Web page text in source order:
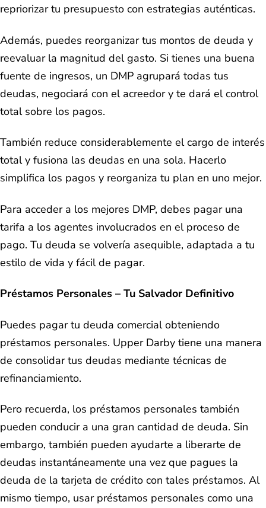
repriorizar tu presupuesto con estrategias auténticas.
Además, puedes reorganizar tus montos de deuda y
reevaluar la magnitud del gasto. Si tienes una buena
fuente de ingresos, un DMP agrupará todas tus
deudas, negociará con el acreedor y te dará el control
total sobre los pagos.
También reduce considerablemente el cargo de interés
total y fusiona las deudas en una sola. Hacerlo
simplifica los pagos y reorganiza tu plan en uno mejor.
Para acceder a los mejores DMP, debes pagar una
tarifa a los agentes involucrados en el proceso de
pago. Tu deuda se volvería asequible, adaptada a tu
estilo de vida y fácil de pagar.
Préstamos Personales – Tu Salvador Definitivo
Puedes pagar tu deuda comercial obteniendo
préstamos personales. Upper Darby tiene una manera
de consolidar tus deudas mediante técnicas de
refinanciamiento.
Pero recuerda, los préstamos personales también
pueden conducir a una gran cantidad de deuda. Sin
embargo, también pueden ayudarte a liberarte de
deudas instantáneamente una vez que pagues la
deuda de la tarjeta de crédito con tales préstamos. Al
mismo tiempo, usar préstamos personales como una